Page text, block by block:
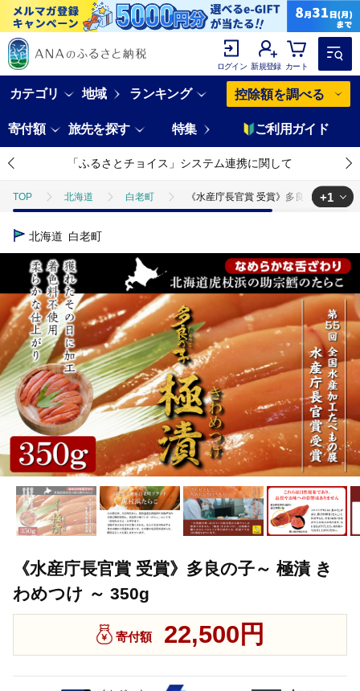
ログイン 新規登録 カート
カテゴリ 地域 ランキング 控除額を調べる
寄付額 旅先を探す 特集 ご利用ガイド
「ふるさとチョイス」システム連携に関して
TOP 北海道 白老町 《水産庁長官賞 受賞》多良の子～ 極
TOP
+1
北海道 白老町
《水産庁長官賞 受賞》多良の子～ 極漬 き
わめつけ ～ 350g
寄付額 22,500円